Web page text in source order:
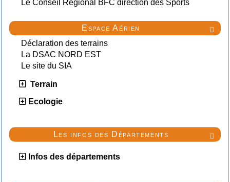
Le Conseil Régional BFC direction des Sports

Espace Aérien
Déclaration des terrains
La DSAC NORD EST
Le site du SIA
Terrain
Ecologie

Les infos des Départements
Infos des départements